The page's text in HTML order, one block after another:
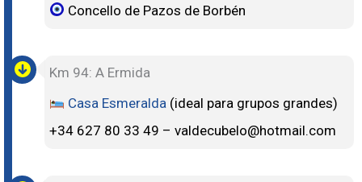
Concello de Pazos de Borbén
Km 94: A Ermida
Casa Esmeralda (ideal para grupos grandes)
+34 627 80 33 49 – valdecubelo@hotmail.com